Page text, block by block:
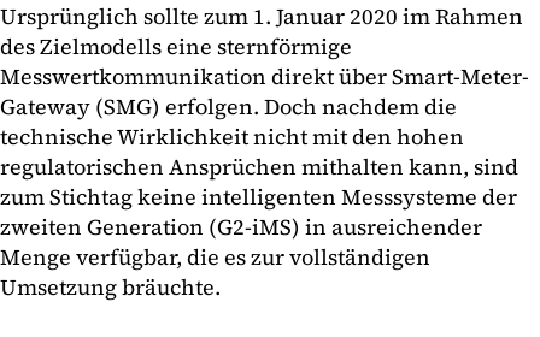
Ursprünglich sollte zum 1. Januar 2020 im Rahmen
des Zielmodells eine sternförmige
Messwertkommunikation direkt über Smart-Meter-
Gateway (SMG) erfolgen. Doch nachdem die
technische Wirklichkeit nicht mit den hohen
regulatorischen Ansprüchen mithalten kann, sind
zum Stichtag keine intelligenten Messsysteme der
zweiten Generation (G2-iMS) in ausreichender
Menge verfügbar, die es zur vollständigen
Umsetzung bräuchte.